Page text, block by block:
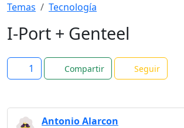
Temas Tecnología
I-Port + Genteel
1 Compartir Seguir
Antonio Alarcon